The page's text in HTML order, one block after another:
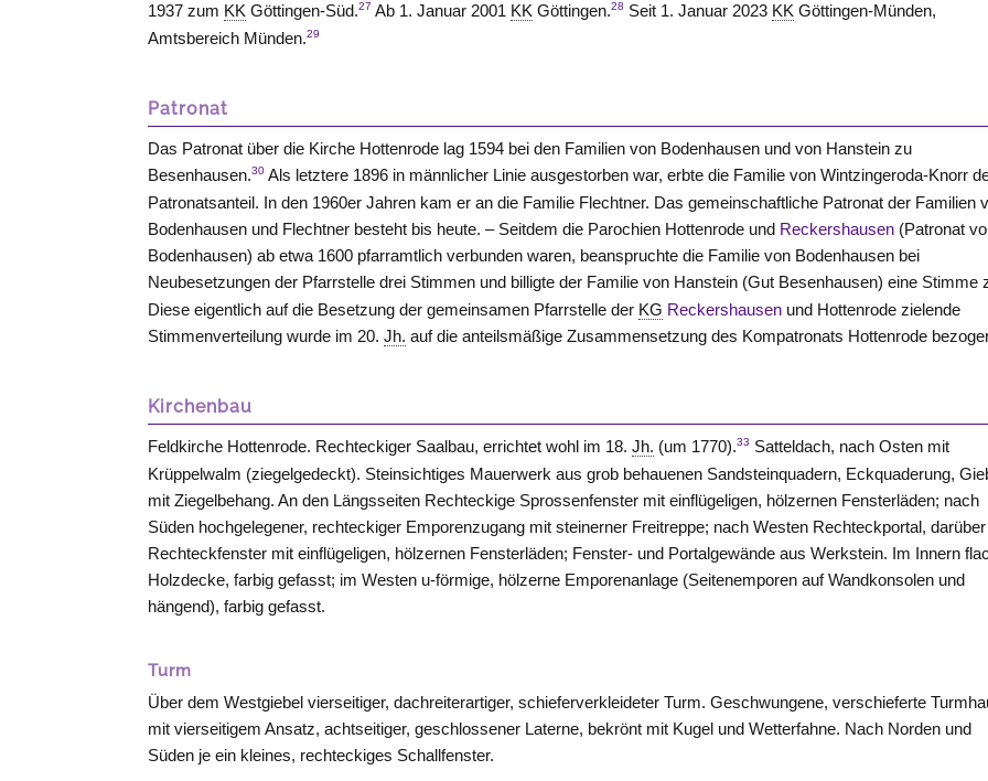
1937 zum KK Göttingen-Süd.27 Ab 1. Januar 2001 KK Göttingen.28 Seit 1. Januar 2023 KK Göttingen-Münden,
Amtsbereich Münden.29
Patronat
Das Patronat über die Kirche Hottenrode lag 1594 bei den Familien von Bodenhausen und von Hanstein zu
Besenhausen.30 Als letztere 1896 in männlicher Linie ausgestorben war, erbte die Familie von Wintzingeroda-Knorr
Patronatsanteil. In den 1960er Jahren kam er an die Familie Flechtner. Das gemeinschaftliche Patronat der Familien
Bodenhausen und Flechtner besteht bis heute. – Seitdem die Parochien Hottenrode und Reckershausen (Patronat
Bodenhausen) ab etwa 1600 pfarramtlich verbunden waren, beanspruchte die Familie von Bodenhausen bei
Neubesetzungen der Pfarrstelle drei Stimmen und billigte der Familie von Hanstein (Gut Besenhausen) eine Stimme
Diese eigentlich auf die Besetzung der gemeinsamen Pfarrstelle der KG Reckershausen und Hottenrode zielende
Stimmenverteilung wurde im 20.Jh. auf die anteilsmäßige Zusammensetzung des Kompatronats Hottenrode
Kirchenbau
Feldkirche Hottenrode. Rechteckiger Saalbau, errichtet wohl im 18.Jh. (um 1770).33 Satteldach, nach Osten mit
Krüppelwalm (ziegelgedeckt). Steinsichtiges Mauerwerk aus grob behauenen Sandsteinquadern, Eckquaderung,
mit Ziegelbehang. An den Längsseiten Rechteckige Sprossenfenster mit einflügeligen, hölzernen Fensterläden; nach
Süden hochgelegener, rechteckiger Emporenzugang mit steinerner Freitreppe; nachWesten Rechteckportal,
Rechteckfenster mit einflügeligen, hölzernen Fensterläden; Fenster- und Portalgewände aus Werkstein. Im Innern
Holzdecke, farbig gefasst; imWesten u-förmige, hölzerne Emporenanlage (Seitenemporen auf Wandkonsolen und
hängend), farbig gefasst.
Turm
Über dem Westgiebel vierseitiger, dachreiterartiger, schieferverkleideter Turm. Geschwungene, verschieferte
mit vierseitigem Ansatz, achtseitiger, geschlossener Laterne, bekrönt mit Kugel und Wetterfahne. Nach Norden und
Süden je ein kleines, rechteckiges Schallfenster.